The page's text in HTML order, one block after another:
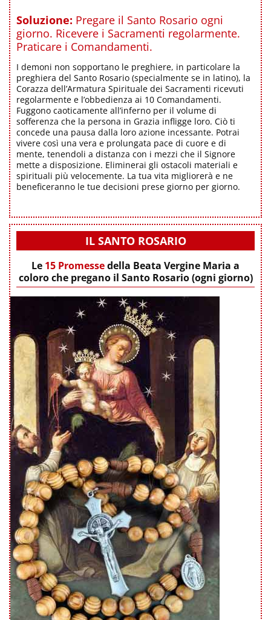
Soluzione: Pregare il Santo Rosario ogni
giorno. Ricevere i Sacramenti regolarmente.
Praticare i Comandamenti.
I demoni non sopportano le preghiere, in particolare la
preghiera del Santo Rosario (specialmente se in latino), la
Corazza dell’Armatura Spirituale dei Sacramenti ricevuti
regolarmente e l’obbedienza ai 10 Comandamenti.
Fuggono caoticamente all’inferno per il volume di
sofferenza che la persona in Grazia infligge loro. Ciò ti
concede una pausa dalla loro azione incessante. Potrai
vivere così una vera e prolungata pace di cuore e di
mente, tenendoli a distanza con i mezzi che il Signore
mette a disposizione. Eliminerai gli ostacoli materiali e
spirituali più velocemente. La tua vita migliorerà e ne
beneficeranno le tue decisioni prese giorno per giorno.
IL SANTO ROSARIO
Le 15 Promessedella Beata Vergine Maria a
coloro che pregano il Santo Rosario (ogni giorno)